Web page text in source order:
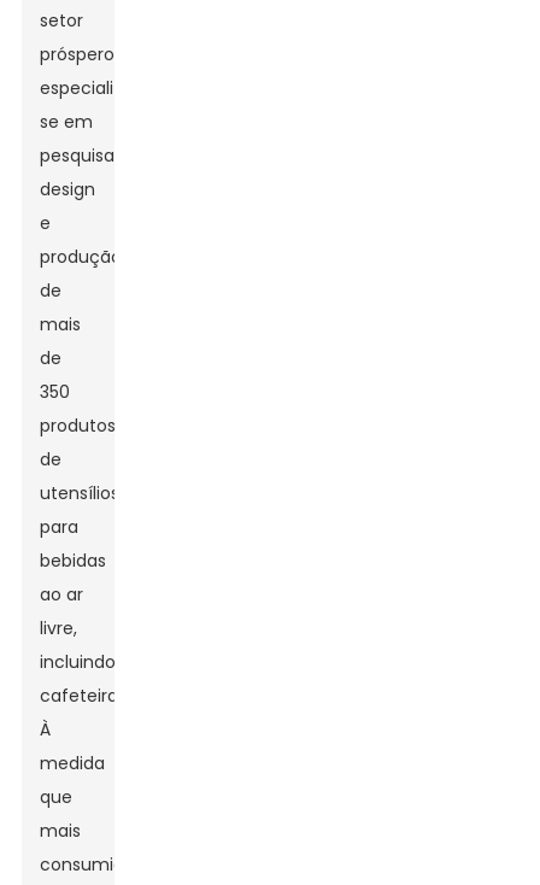
setor
próspero,
especializando-
se em
pesquisa,
design
e
produção
de
mais
de
350
produtos
de
utensílios
para
bebidas
ao ar
livre,
incluindo
cafeteiras.
À
medida
que
mais
consumidores